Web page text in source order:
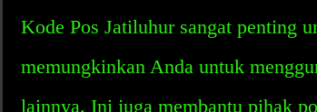
Kode Pos Jatiluhur sangat penting
memungkinkan Anda untuk
lainnya. Ini juga membantu pihak